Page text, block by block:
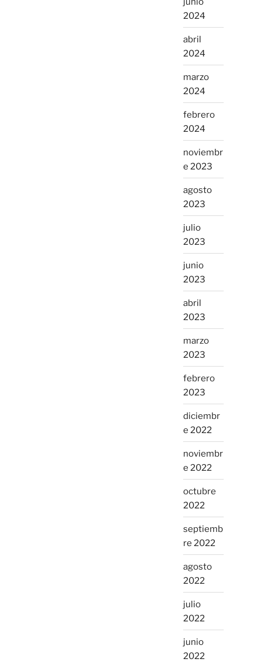
2024
abril
2024
marzo
2024
febrero
2024
noviembr
e 2023
agosto
2023
julio
2023
junio
2023
abril
2023
marzo
2023
febrero
2023
diciembr
e 2022
noviembr
e 2022
octubre
2022
septiemb
re 2022
agosto
2022
julio
2022
junio
2022